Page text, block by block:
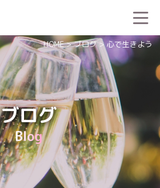
ブログ
Blog
HOME>ブログ>心で生きよう